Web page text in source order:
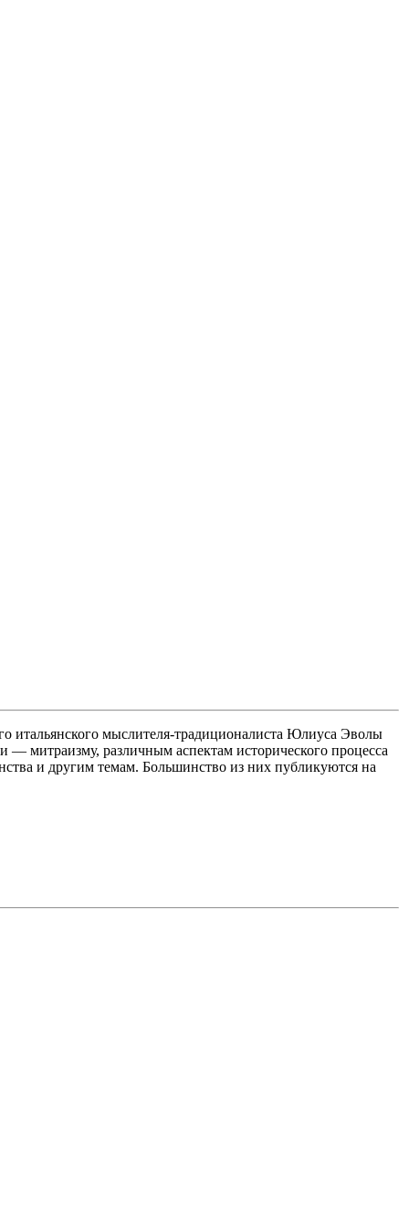
итальянского мыслителя-традиционалиста Юлиуса Эволы
митраизму, различным аспектам исторического процесса
и другим темам. Большинство из них публикуются на